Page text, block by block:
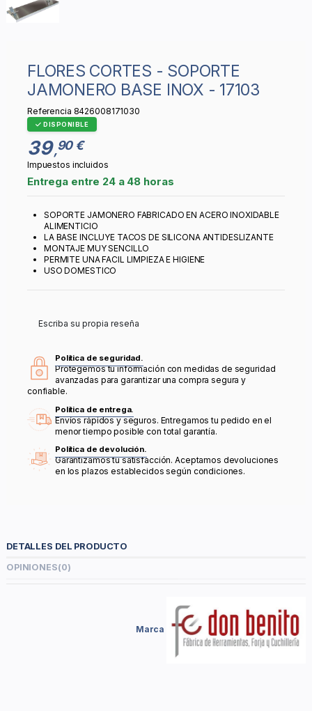
FLORES CORTES - SOPORTE
JAMONERO BASE INOX - 17103
Referencia 8426008171030
DISPONIBLE
39,90 €
Impuestos incluidos
Entrega entre 24 a 48 horas
SOPORTE JAMONERO FABRICADO EN ACERO INOXIDABLE
ALIMENTICIO
LA BASE INCLUYE TACOS DE SILICONA ANTIDESLIZANTE
MONTAJE MUY SENCILLO
PERMITE UNA FACIL LIMPIEZA E HIGIENE
USO DOMESTICO
Escriba su propia reseña
Política de seguridad.
Protegemos tu información con medidas de seguridad
avanzadas para garantizar una compra segura y
confiable.
Política de entrega.
Envíos rápidos y seguros. Entregamos tu pedido en el
menor tiempo posible con total garantía.
Política de devolución.
Garantizamos tu satisfacción. Aceptamos devoluciones
en los plazos establecidos según condiciones.
DETALLES DEL PRODUCTO
OPINIONES(0)
Marca